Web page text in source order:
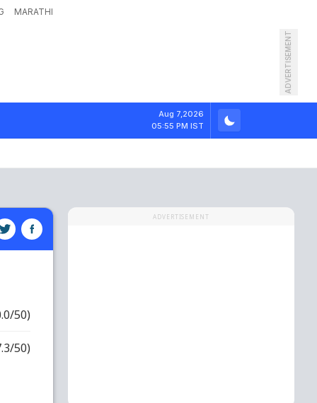
MARATHI
ADVERTISEMENT
Aug 7,2026
05:55 PM IST
50)
50)
ADVERTISEMENT